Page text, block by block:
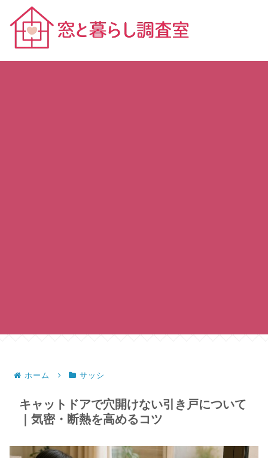
ホーム サッシ
キャットドアで穴開けない引き戸について
｜気密・断熱を高めるコツ